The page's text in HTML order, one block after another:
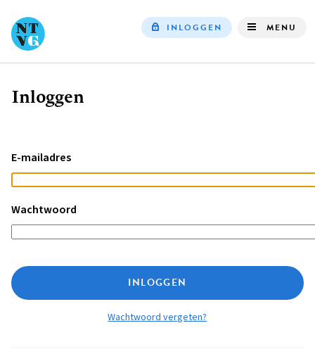
INLOGGEN MENU
Kruimelpad
Inloggen
E-mailadres
Wachtwoord
INLOGGEN
Wachtwoord vergeten?